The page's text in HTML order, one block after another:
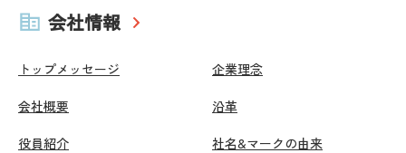
会社情報
トップメッセージ 企業理念
会社概要 沿革
役員紹介 社名&マークの由来